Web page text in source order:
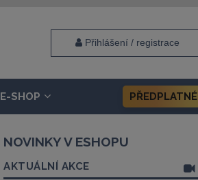
Přihlášení / registrace
E-SHOP PŘEDPLATNÉ
NOVINKY V ESHOPU
AKTUÁLNÍ AKCE